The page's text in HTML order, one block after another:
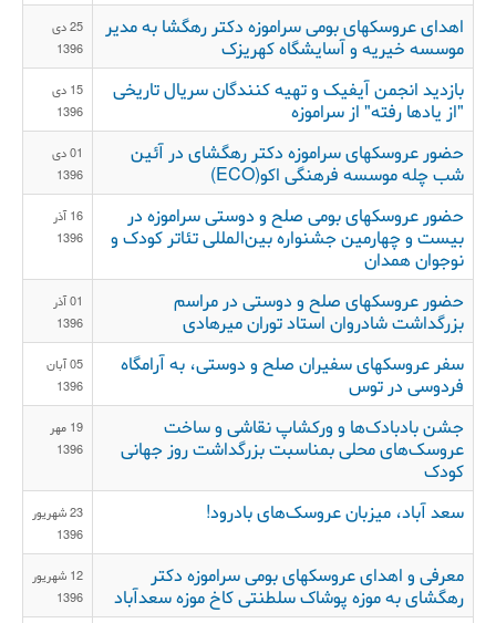
اهدای عروسکهای بومی سراموزه دکتر رهگشا به مدیر
موسسه خیریه و آسایشگاه کهریزک
25 دی
1396
بازدید انجمن آیفیک و تهیه کنندگان سریال تاریخی
"از یادها رفته" از سراموزه
15 دی
1396
حضور عروسكهای سراموزه دكتر رهگشای در آئين
شب چله موسسه فرهنگی اكو(ECO)
01 دی
1396
حضور عروسکهای بومی صلح و دوستی سراموزه در
بیست و چهارمین جشنواره بین‌المللی تئاتر کودک و
نوجوان همدان
16 آذر
1396
حضور عروسکهای صلح و دوستی در مراسم
بزرگداشت شادروان استاد توران میرهادی
01 آذر
1396
سفر عروسکهای سفيران صلح و دوستی، به آرامگاه
فردوسی در توس
05 آبان
1396
جشن بادبادک‌ها و ورکشاپ نقاشی و ساخت
عروسک‌های محلی بمناسبت بزرگداشت روز جهانی
کودک
19 مهر
1396
سعد آباد، میزبان عروسک‌های بادرود!
23 شهریور
1396
معرفی و اهدای عروسکهای بومی سراموزه دکتر
رهگشای به موزه پوشاک سلطنتی کاخ موزه سعدآباد
12 شهریور
1396